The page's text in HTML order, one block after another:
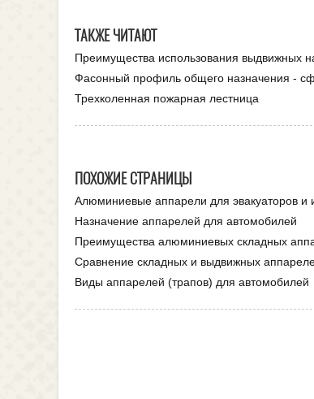
ТАКЖЕ ЧИТАЮТ
Преимущества использования выдвижных
Фасонный профиль общего назначения -
Трехколенная пожарная лестница
ПОХОЖИЕ СТРАНИЦЫ
Алюминиевые аппарели для эвакуаторов и
Назначение аппарелей для автомобилей
Преимущества алюминиевых складных
Сравнение складных и выдвижных
Виды аппарелей (трапов) для автомобилей